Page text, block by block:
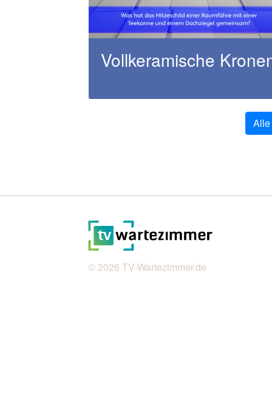
Vollkeramische
© 2026 TV-Wartezimmer.de